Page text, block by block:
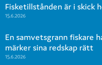
Fisketillstånden är i skick
15.6.2026
En samvetsgrann fiskare
märker sina redskap rätt
15.6.2026